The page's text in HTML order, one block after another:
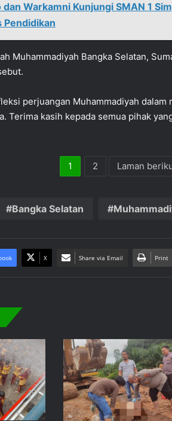
Warkamni Kunjungi SMAN 1
Pendidikan
Muhammadiyah Bangka Selatan,
perjuangan Muhammadiyah dalam
Terima kasih kepada semua pihak
1 2 Laman
Bangka Selatan
X Share via Email Print